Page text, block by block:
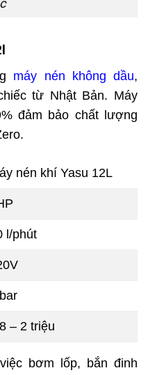
máy nén không dầu,
từ Nhật Bản. Máy
đảm bảo chất lượng
nén khí Yasu 12L
l/phút
– 2 triệu
bơm lốp, bắn đinh